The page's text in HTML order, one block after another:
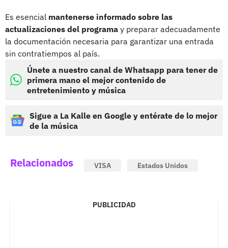
Es esencial mantenerse informado sobre las
actualizaciones del programa y preparar adecuadamente
la documentación necesaria para garantizar una entrada
sin contratiempos al país.
Únete a nuestro canal de Whatsapp para tener de
primera mano el mejor contenido de
entretenimiento y música
Sigue a La Kalle en Google y entérate de lo mejor
de la música
Relacionados VISA Estados Unidos
PUBLICIDAD